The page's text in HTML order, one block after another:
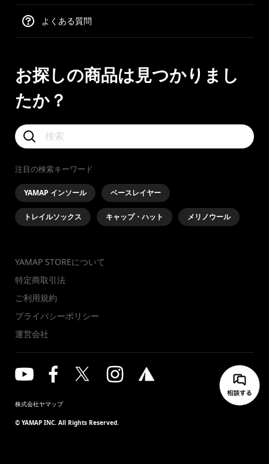
よくある質問
お探しの商品は見つかりまし
たか？
注目の検索キーワード
YAMAP インソール ベースレイヤー
トレイルソックス キャップ・ハット メリノウール
YAMAP STOREについて
特定商取引法
ご利用規約
プライバシーポリシー
運営会社
株式会社ヤマップ
© YAMAP INC. All Rights Reserved.